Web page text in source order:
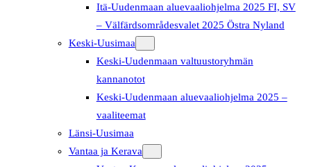
Itä-Uudenmaan aluevaaliohjelma 2025 FI, SV
– Välfärdsområdesvalet 2025 Östra Nyland
Keski-Uusimaa
Keski-Uudenmaan valtuustoryhmän
kannanotot
Keski-Uudenmaan aluevaaliohjelma 2025 –
vaaliteemat
Länsi-Uusimaa
Vantaa ja Kerava